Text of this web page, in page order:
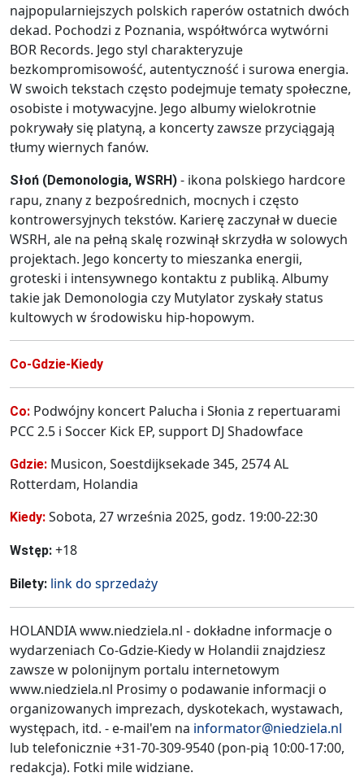
najpopularniejszych polskich raperów ostatnich dwóch
dekad. Pochodzi z Poznania, współtwórca wytwórni
BOR Records. Jego styl charakteryzuje
bezkompromisowość, autentyczność i surowa energia.
W swoich tekstach często podejmuje tematy społeczne,
osobiste i motywacyjne. Jego albumy wielokrotnie
pokrywały się platyną, a koncerty zawsze przyciągają
tłumy wiernych fanów.
Słoń (Demonologia, WSRH) - ikona polskiego hardcore
rapu, znany z bezpośrednich, mocnych i często
kontrowersyjnych tekstów. Karierę zaczynał w duecie
WSRH, ale na pełną skalę rozwinął skrzydła w solowych
projektach. Jego koncerty to mieszanka energii,
groteski i intensywnego kontaktu z publiką. Albumy
takie jak Demonologia czy Mutylator zyskały status
kultowych w środowisku hip-hopowym.
Co-Gdzie-Kiedy
Co: Podwójny koncert Palucha i Słonia z repertuarami
PCC 2.5 i Soccer Kick EP, support DJ Shadowface
Gdzie: Musicon, Soestdijksekade 345, 2574 AL
Rotterdam, Holandia
Kiedy: Sobota, 27 września 2025, godz. 19:00-22:30
Wstęp: +18
Bilety: link do sprzedaży
HOLANDIA www.niedziela.nl - dokładne informacje o
wydarzeniach Co-Gdzie-Kiedy w Holandii znajdziesz
zawsze w polonijnym portalu internetowym
www.niedziela.nl Prosimy o podawanie informacji o
organizowanych imprezach, dyskotekach, wystawach,
występach, itd. - e-mail'em na informator@niedziela.nl
lub telefonicznie +31-70-309-9540 (pon-pią 10:00-17:00,
redakcja). Fotki mile widziane.